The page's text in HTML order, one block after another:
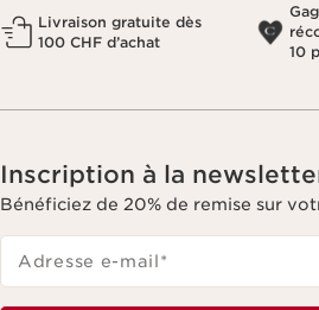
Livraison gratuite dès
100 CHF d’achat
10
Inscription à la
Bénéficiez de 20% de remise sur
Adresse e-mail*